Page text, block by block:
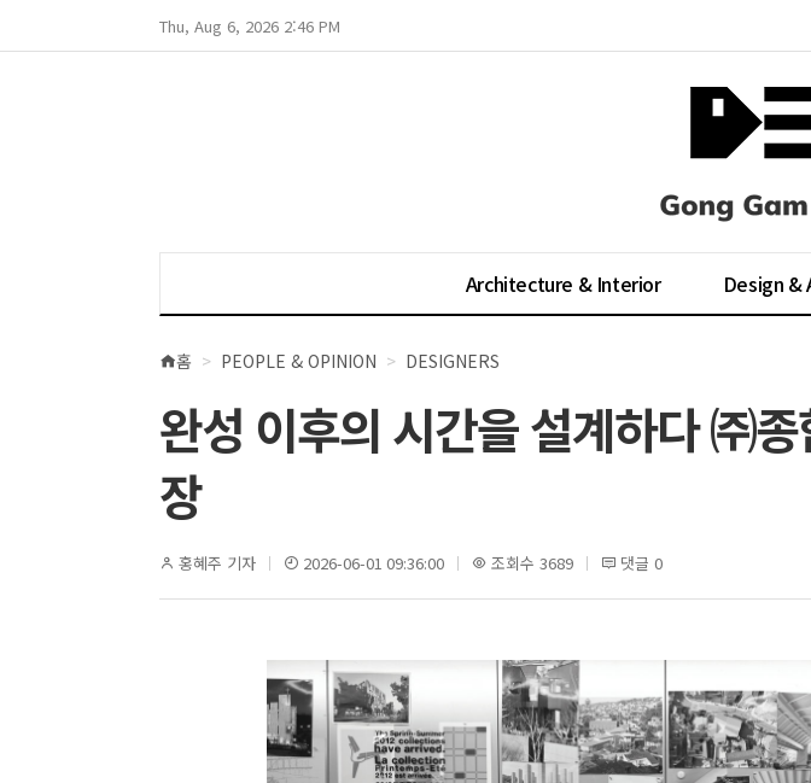
Thu, Aug 6, 2026 2:46 PM
Architecture & Interior Design &
현
위
치
홈 PEOPLE & OPINION DESIGNERS
완성 이후의 시간을 설계하다 ㈜
장
홍혜주 기자 2026-06-01 09:36:00 조회수 3689 댓글 0